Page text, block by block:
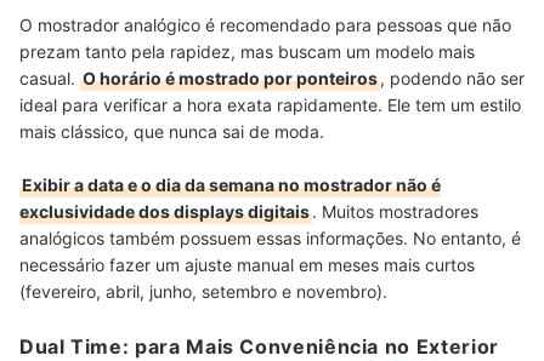
O mostrador analógico é recomendado para pessoas que não
prezam tanto pela rapidez, mas buscam um modelo mais
casual. O horário é mostrado por ponteiros, podendo não ser
ideal para verificar a hora exata rapidamente. Ele tem um estilo
mais clássico, que nunca sai de moda.
Exibir a data e o dia da semana no mostrador não é
exclusividade dos displays digitais. Muitos mostradores
analógicos também possuem essas informações. No entanto, é
necessário fazer um ajuste manual em meses mais curtos
(fevereiro, abril, junho, setembro e novembro).
Dual Time: para Mais Conveniência no Exterior